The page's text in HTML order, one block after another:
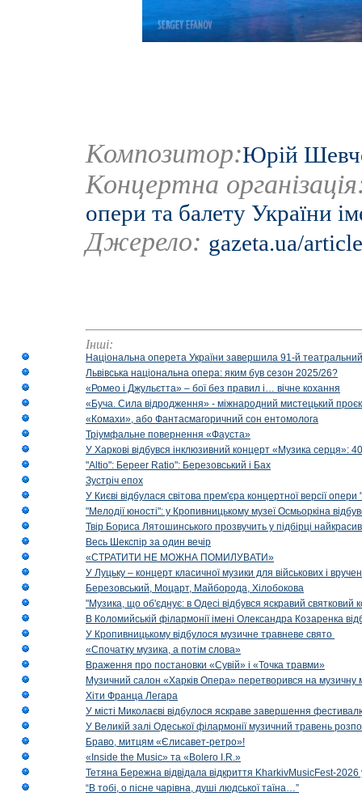
Композитор:Юрій
Концертна
опери та балету України
Джерело: gazeta.ua/
Інші:
Національна оперета України завершила 91-й
Львівська національна опера: яким був сезон 2025/26?
«Ромео і Джульєтта» – бої без правил і… вічне кохання
«Буча. Сила відродження» - міжнародний мистецький
«Комахи», або Фантасмагоричний сон ентомолога
Тріумфальне повернення «Фауста»
У Харкові відбувся інклюзивний концерт «Музика серця»:
"Altio": Береer Ratio": Березовський і Бах
Зустріч епох
У Києві відбулася світова прем'єра концертної версії
"Мелодії юності": у Кропивницькому музеї Осмьоркіна
Твір Бориса Лятошинського прозвучить у підбірці
Весь Шекспір за один вечір
«СТРАТИТИ НЕ МОЖНА ПОМИЛУВАТИ»
У Луцьку – концерт класичної музики для військових і
Березовський, Моцарт, Майборода, Хілобокова
"Музика, що об'єднує: в Одесі відбувся яскравий
В Коломийській філармонії імені Олександра Козаренка
У Кропивницькому відбулося музичне травневе свято
«Спочатку музика, а потім слова»
Враження про постановки «Сувій» і «Точка травми»
Музичний салон «Харків Опера» перетворився на музичну
Хіти Франца Легара
У місті Миколаєві відбулося яскраве завершення
У Великій залі Одеської філармонії музичний травень
Браво, митцям «Єлисавет-ретро»!
«Inside the Music» та «Bolero I.R.»
Тетяна Бережна відвідала відкриття KharkivMusicFest-2026
“В тобі, о пісне чарівна, душі людської таїна…”